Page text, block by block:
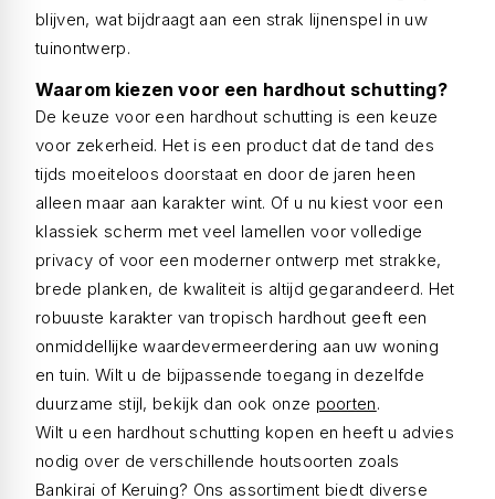
blijven, wat bijdraagt aan een strak lijnenspel in uw
tuinontwerp.
Waarom kiezen voor een hardhout schutting?
De keuze voor een hardhout schutting is een keuze
voor zekerheid. Het is een product dat de tand des
tijds moeiteloos doorstaat en door de jaren heen
alleen maar aan karakter wint. Of u nu kiest voor een
klassiek scherm met veel lamellen voor volledige
privacy of voor een moderner ontwerp met strakke,
brede planken, de kwaliteit is altijd gegarandeerd. Het
robuuste karakter van tropisch hardhout geeft een
onmiddellijke waardevermeerdering aan uw woning
en tuin. Wilt u de bijpassende toegang in dezelfde
duurzame stijl, bekijk dan ook onze poorten.
Wilt u een hardhout schutting kopen en heeft u advies
nodig over de verschillende houtsoorten zoals
Bankirai of Keruing? Ons assortiment biedt diverse